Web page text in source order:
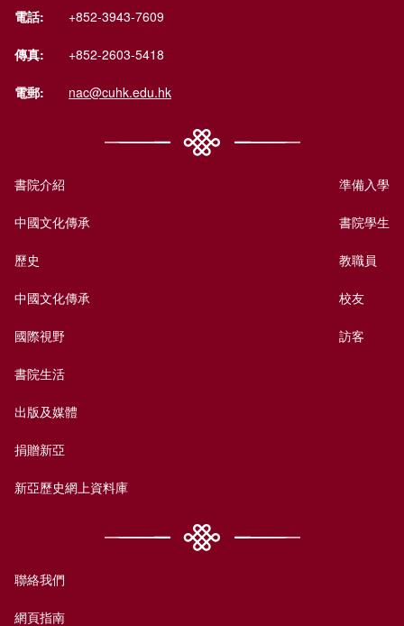
電話: +852-3943-7609
傳真: +852-2603-5418
電郵: nac@cuhk.edu.hk
書院介紹
中國文化傳承
歷史
中國文化傳承
國際視野
書院生活
出版及媒體
捐贈新亞
新亞歷史網上資料庫
準備入學
書院學生
教職員
校友
訪客
聯絡我們
網頁指南